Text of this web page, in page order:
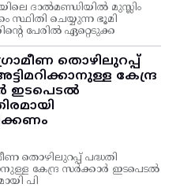
ദാൽമണ്ഡിയിൽ മുസ്ലിം
സ്ഥിതി ചെയ്യുന്ന ഭൂമി
പേരിൽ ഏറ്റെടുക്ക
തൊഴിലുറപ്പ്‌
കേന്ദ്ര
ഇടപെടല്‍
തൊഴിലുറപ്പ്‌ പദ്ധതി
കേന്ദ്ര സര്‍ക്കാര്‍ ഇടപെടല്‍
പി